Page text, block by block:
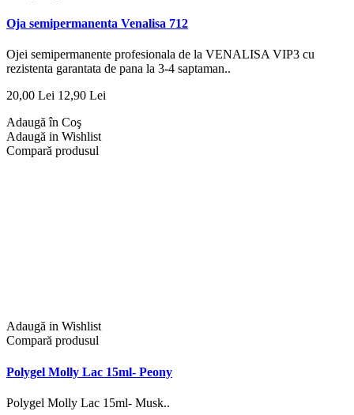
Oja semipermanenta Venalisa 712
Ojei semipermanente profesionala de la VENALISA VIP3 cu
rezistenta garantata de pana la 3-4 saptaman..
20,00 Lei 12,90 Lei
Adaugă în Coş
Adaugă in Wishlist
Compară produsul
Adaugă in Wishlist
Compară produsul
Polygel Molly Lac 15ml- Peony
Polygel Molly Lac 15ml- Musk..